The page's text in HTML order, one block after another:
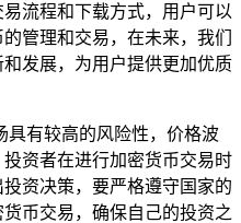
流程和下载方式，用户可以
管理和交易，在未来，我们
发展，为用户提供更加优质
具有较高的风险性，价格波
资者在进行加密货币交易时
资决策，要严格遵守国家的
币交易，确保自己的投资之